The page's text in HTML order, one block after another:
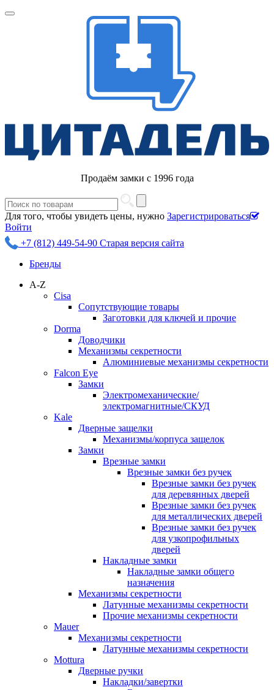
Продаём замки с 1996 года
Для того, чтобы увидеть цены, нужно Зарегистрироваться
Войти
+7 (812) 449-54-90 Старая версия сайта
Бренды
A-Z
Cisa
Сопутствующие товары
Заготовки для ключей и прочие
Dorma
Доводчики
Механизмы секретности
Алюминиевые механизмы секретности
Falcon Eye
Замки
Электромеханические/
электромагнитные/СКУД
Kale
Дверные защелки
Механизмы/корпуса защелок
Замки
Врезные замки
Врезные замки без ручек
Врезные замки без ручек
для деревянных дверей
Врезные замки без ручек
для металлических дверей
Врезные замки без ручек
для узкопрофильных
дверей
Накладные замки
Накладные замки общего
назначения
Механизмы секретности
Латунные механизмы секретности
Прочие механизмы секретности
Mauer
Механизмы секретности
Латунные механизмы секретности
Mottura
Дверные ручки
Накладки/завертки